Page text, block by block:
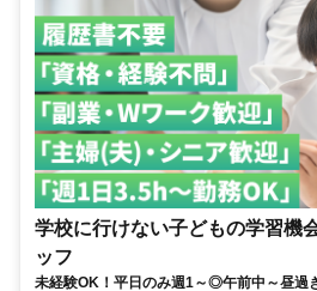
学校に行けない子どもの学習機
ッフ
未経験OK！平日のみ週1～◎午前中～昼過